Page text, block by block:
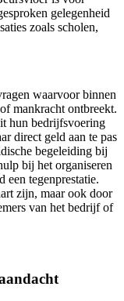
gelegenheid
zoals scholen,
waarvoor binnen
mankracht ontbreekt.
hun bedrijfsvoering
direct geld aan te pas
begeleiding bij
bij het organiseren
een tegenprestatie.
zijn, maar ook door
van het bedrijf of